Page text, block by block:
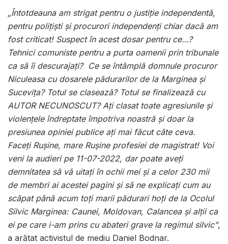
„Întotdeauna am strigat pentru o justiție independentă,
pentru polițiști și procurori independenți chiar dacă am
fost criticat! Suspect în acest dosar pentru ce…?
Tehnici comuniste pentru a purta oamenii prin tribunale
ca să îi descurajați? Ce se întâmplă domnule procuror
Niculeasa cu dosarele pădurarilor de la Marginea și
Sucevița? Totul se clasează? Totul se finalizează cu
AUTOR NECUNOSCUT? Ați clasat toate agresiunile și
violențele îndreptate împotriva noastră și doar la
presiunea opiniei publice ați mai făcut câte ceva.
Faceți Rușine, mare Rușine profesiei de magistrat! Voi
veni la audieri pe 11-07-2022, dar poate aveți
demnitatea să vă uitați în ochii mei și a celor 230 mii
de membri ai acestei pagini și să ne explicați cum au
scăpat până acum toți marii pădurari hoți de la Ocolul
Silvic Marginea: Caunei, Moldovan, Calancea și alții ca
ei pe care i-am prins cu abateri grave la regimul silvic”,
a arătat activistul de mediu Daniel Bodnar.